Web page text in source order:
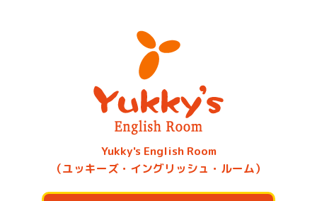
Yukky's English Room
（ユッキーズ・イングリッシュ・ルーム）